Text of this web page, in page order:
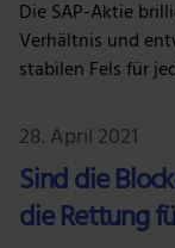
Die SAP-Aktie
Verhältnis und
stabilen Fels für
28. April 2021
Sind die
die Rettung